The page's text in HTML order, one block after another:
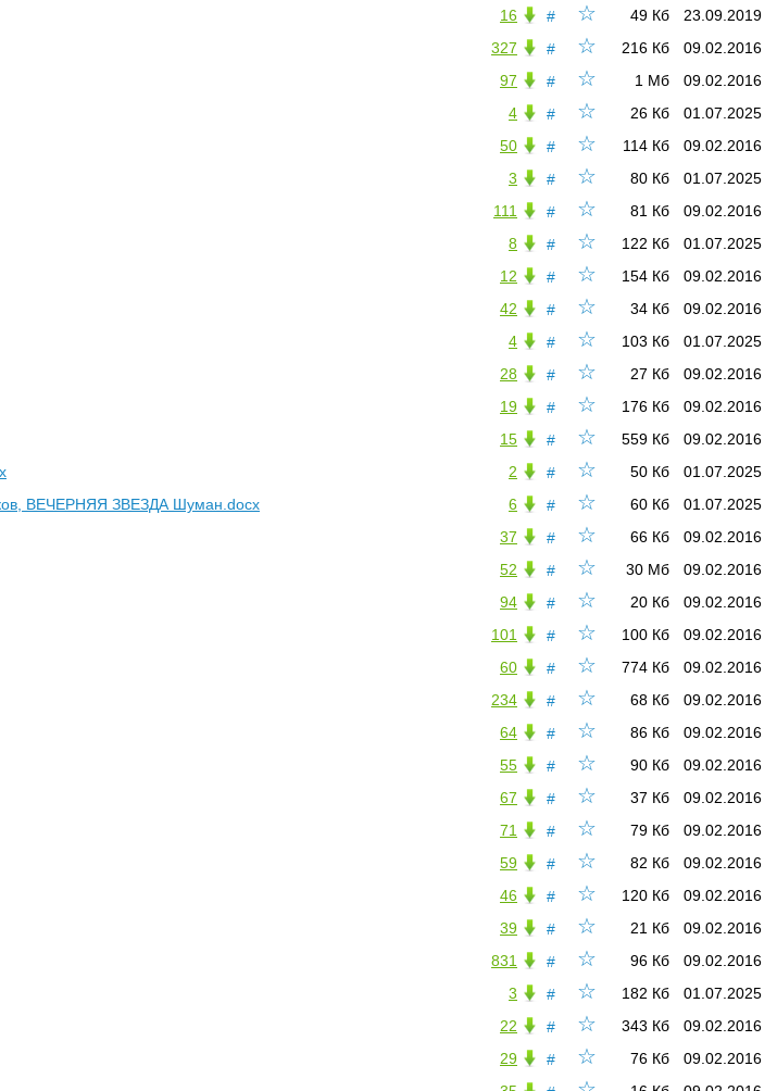
☆
# 23.09.2019
49 Кб
16
☆
# 09.02.2016
216 Кб
327
☆
# 09.02.2016
1 Мб
97
☆
# 01.07.2025
26 Кб
4
☆
# 09.02.2016
114 Кб
50
☆
# 01.07.2025
80 Кб
3
☆
# 09.02.2016
81 Кб
111
☆
# 01.07.2025
122 Кб
8
☆
# 09.02.2016
154 Кб
12
☆
# 09.02.2016
34 Кб
42
☆
# 01.07.2025
103 Кб
4
☆
# 09.02.2016
27 Кб
28
☆
# 09.02.2016
176 Кб
19
☆
# 09.02.2016
559 Кб
15
☆
# 01.07.2025
50 Кб
2
☆
# 01.07.2025
60 Кб
6
ВЕЧЕРНЯЯ ЗВЕЗДА Шуман.docx
☆
# 09.02.2016
66 Кб
37
☆
# 09.02.2016
30 Мб
52
☆
# 09.02.2016
20 Кб
94
☆
# 09.02.2016
100 Кб
101
☆
# 09.02.2016
774 Кб
60
☆
# 09.02.2016
68 Кб
234
☆
# 09.02.2016
86 Кб
64
☆
# 09.02.2016
90 Кб
55
☆
# 09.02.2016
37 Кб
67
☆
# 09.02.2016
79 Кб
71
☆
# 09.02.2016
82 Кб
59
☆
# 09.02.2016
120 Кб
46
☆
# 09.02.2016
21 Кб
39
☆
# 09.02.2016
96 Кб
831
☆
# 01.07.2025
182 Кб
3
☆
# 09.02.2016
343 Кб
22
☆
# 09.02.2016
76 Кб
29